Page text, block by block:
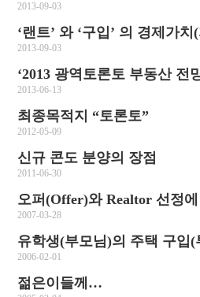
2013-09-03
‘랜트’ 와 ‘구입’ 의 경제가
2013-09-03
‘2013 광역토론토 부동산 전
2013-06-13
최종목적지 “토론토”
2012-05-09
신규 콘도 분양의 장점
2011-06-30
오퍼(Offer)와 Realtor 선정에
2007-03-28
유학생(부모님)의 주택 구입(
2006-02-01
젊은이들께…